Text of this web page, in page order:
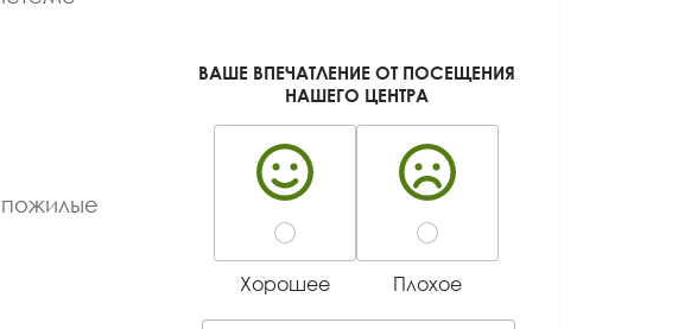
пожилые
ВАШЕ ВПЕЧАТЛЕНИЕ ОТ ПОСЕЩЕНИЯ
НАШЕГО ЦЕНТРА
Хорошее Плохое